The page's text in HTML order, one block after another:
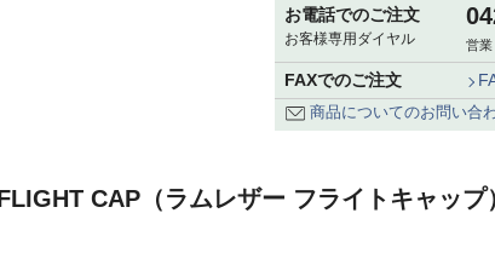
お電話でのご注文
お客様専用ダイヤル 営
FAXでのご注文
商品についてのお問い合
CAP（ラムレザー フライトキャップ